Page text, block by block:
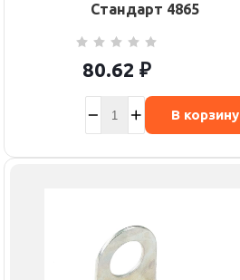
Стандарт 4865
80.62 ₽
В корзину